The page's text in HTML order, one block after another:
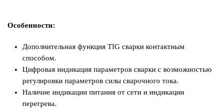
Особенности:
Дополнительная функция TIG сварки контактным
способом.
Цифровая индикация параметров сварки с возможностью
регулировки параметров силы сварочного тока.
Наличие индикации питания от сети и индикации
перегрева.